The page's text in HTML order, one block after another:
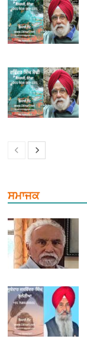
ਸਮਾਜਕ